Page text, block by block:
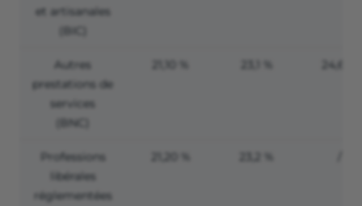
et artisanales
(BIC)
Autres
prestations de
services
(BNC)
21,10 % 23,1 % 24,6 %
Professions
libérales
réglementées
21,20 % 23,2 %